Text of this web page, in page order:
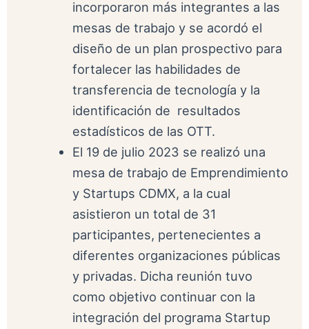
incorporaron más integrantes a las
mesas de trabajo y se acordó el
diseño de un plan prospectivo para
fortalecer las habilidades de
transferencia de tecnología y la
identificación de resultados
estadísticos de las OTT.
El 19 de julio 2023 se realizó una
mesa de trabajo de Emprendimiento
y Startups CDMX, a la cual
asistieron un total de 31
participantes, pertenecientes a
diferentes organizaciones públicas
y privadas. Dicha reunión tuvo
como objetivo continuar con la
integración del programa Startup